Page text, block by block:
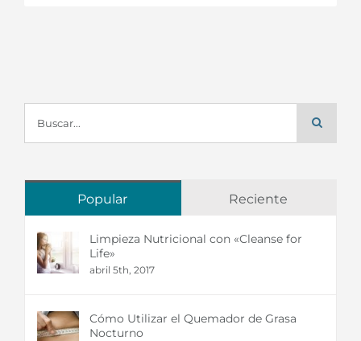
Popular Reciente
Limpieza Nutricional con «Cleanse for
Life»
abril 5th, 2017
Cómo Utilizar el Quemador de Grasa
Nocturno